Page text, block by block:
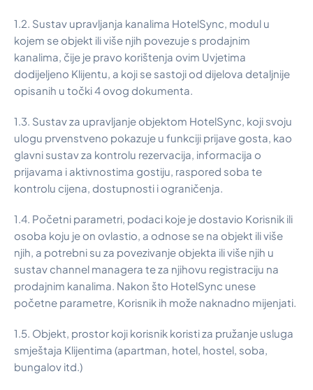
1.2. Sustav upravljanja kanalima HotelSync, modul u
kojem se objekt ili više njih povezuje s prodajnim
kanalima, čije je pravo korištenja ovim Uvjetima
dodijeljeno Klijentu, a koji se sastoji od dijelova detaljnije
opisanih u točki 4 ovog dokumenta.
1.3. Sustav za upravljanje objektom HotelSync, koji svoju
ulogu prvenstveno pokazuje u funkciji prijave gosta, kao
glavni sustav za kontrolu rezervacija, informacija o
prijavama i aktivnostima gostiju, raspored soba te
kontrolu cijena, dostupnosti i ograničenja.
1.4. Početni parametri, podaci koje je dostavio Korisnik ili
osoba koju je on ovlastio, a odnose se na objekt ili više
njih, a potrebni su za povezivanje objekta ili više njih u
sustav channel managera te za njihovu registraciju na
prodajnim kanalima. Nakon što HotelSync unese
početne parametre, Korisnik ih može naknadno mijenjati.
1.5. Objekt, prostor koji korisnik koristi za pružanje usluga
smještaja Klijentima (apartman, hotel, hostel, soba,
bungalov itd.)